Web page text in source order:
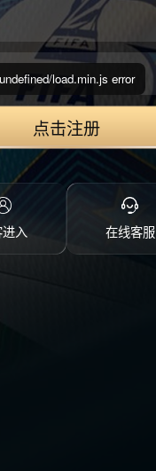
点击注册
入 在线客服
undefined/load.min.js error